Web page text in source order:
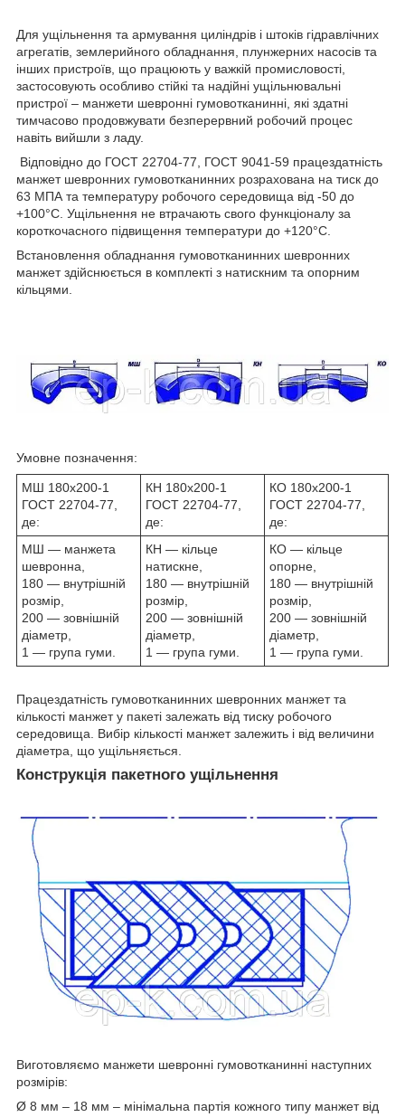
Для ущільнення та армування циліндрів і штоків гідравлічних
агрегатів, землерийного обладнання, плунжерних насосів та
інших пристроїв, що працюють у важкій промисловості,
застосовують особливо стійкі та надійні ущільнювальні
пристрої – манжети шевронні гумовотканинні, які здатні
тимчасово продовжувати безперервний робочий процес
навіть вийшли з ладу.
Відповідно до ГОСТ 22704-77, ГОСТ 9041-59 працездатність
манжет шевронних гумовотканинних розрахована на тиск до
63 МПА та температуру робочого середовища від -50 до
+100°С. Ущільнення не втрачають свого функціоналу за
короткочасного підвищення температури до +120°С.
Встановлення обладнання гумовотканинних шевронних
манжет здійснюється в комплекті з натискним та опорним
кільцями.
Умовне позначення:
МШ 180х200-1
ГОСТ 22704-77,
де:
КН 180х200-1
ГОСТ 22704-77,
де:
КО 180х200-1
ГОСТ 22704-77,
де:
МШ — манжета
шевронна,
180 — внутрішній
розмір,
200 — зовнішній
діаметр,
1 — група гуми.
КН — кільце
натискне,
180 — внутрішній
розмір,
200 — зовнішній
діаметр,
1 — група гуми.
КО — кільце
опорне,
180 — внутрішній
розмір,
200 — зовнішній
діаметр,
1 — група гуми.
Працездатність гумовотканинних шевронних манжет та
кількості манжет у пакеті залежать від тиску робочого
середовища. Вибір кількості манжет залежить і від величини
діаметра, що ущільняється.
Конструкція пакетного ущільнення
Виготовляємо манжети шевронні гумовотканинні наступних
розмірів:
Ø 8 мм – 18 мм – мінімальна партія кожного типу манжет від